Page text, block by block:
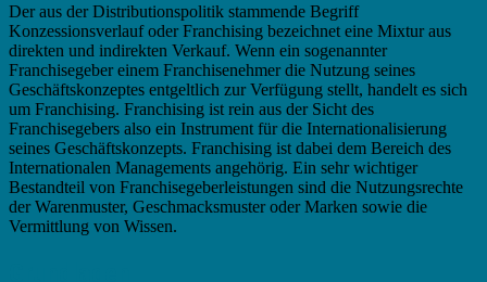
Der aus der Distributionspolitik stammende Begriff
Konzessionsverlauf oder Franchising bezeichnet eine Mixtur aus
direkten und indirekten Verkauf. Wenn ein sogenannter
Franchisegeber einem Franchisenehmer die Nutzung seines
Geschäftskonzeptes entgeltlich zur Verfügung stellt, handelt es sich
um Franchising. Franchising ist rein aus der Sicht des
Franchisegebers also ein Instrument für die Internationalisierung
seines Geschäftskonzepts. Franchising ist dabei dem Bereich des
Internationalen Managements angehörig. Ein sehr wichtiger
Bestandteil von Franchisegeberleistungen sind die Nutzungsrechte
der Warenmuster, Geschmacksmuster oder Marken sowie die
Vermittlung von Wissen.